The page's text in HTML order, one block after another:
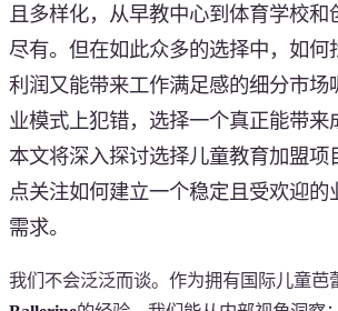
且多样化，从早教中心到体育学校
尽有。但在如此众多的选择中，如何
利润又能带来工作满足感的细分市场
业模式上犯错，选择一个真正能带来
本文将深入探讨选择儿童教育加盟项
点关注如何建立一个稳定且受欢迎的
需求。
我们不会泛泛而谈。作为拥有国际儿童芭